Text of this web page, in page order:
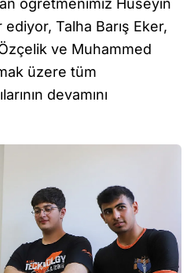
ediyor, Talha Barış Eker,
ve Muhammed
üzere tüm
devamını